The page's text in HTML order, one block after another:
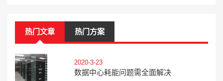
热门文章 热门方案
2020-3-23
数据中心耗能问题需全面解决